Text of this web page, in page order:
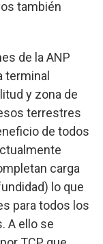
también
de la ANP
terminal
y zona de
terrestres
de todos
carga
lo que
para todos los
A ello se